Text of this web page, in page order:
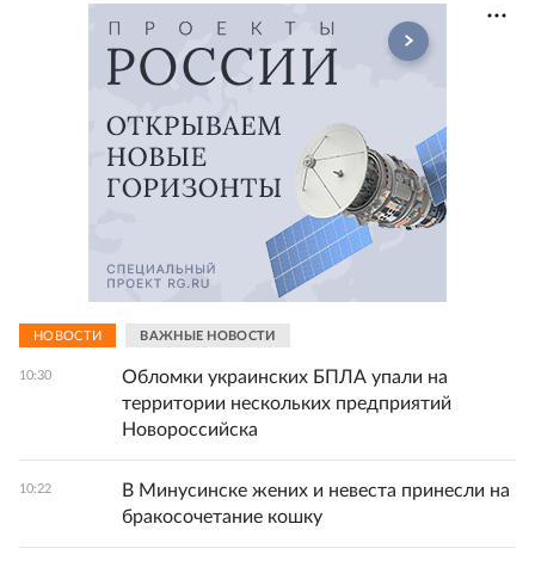
НОВОСТИ ВАЖНЫЕ НОВОСТИ
10:30
Обломки украинских БПЛА упали на
территории нескольких предприятий
Новороссийска
10:22
В Минусинске жених и невеста принесли на
бракосочетание кошку